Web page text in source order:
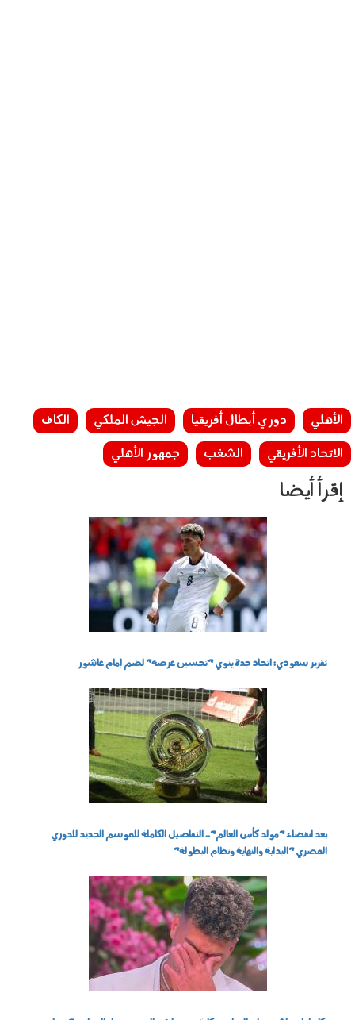
الأهلي دوري أبطال أفريقيا الجيش الملكي
الكاف
الاتحاد الأفريقي
الشغب جمهور الأهلي
إقرأ أيضا
تقرير سعودي: اتحاد جدة ينوي "تحسين عرضه" لضم إمام عاشور
بعد انقضاء "مولد كأس العالم".. التفاصيل الكاملة للموسم الجديد للدوري
المصري "البداية والنهاية ونظام البطولة"